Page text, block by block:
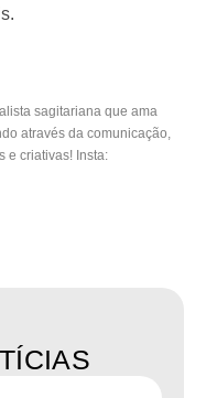
sagitariana que ama
através da comunicação,
e criativas! Insta: